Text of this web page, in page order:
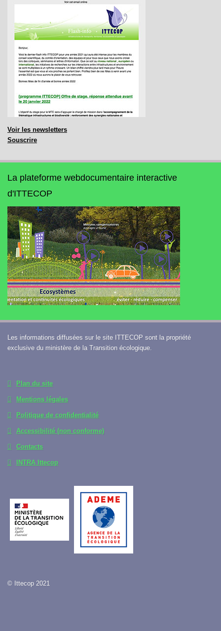
Voir les newsletters
Souscrire
La plateforme webdocumentaire interactive
d'ITTECOP
Les informations diffusées sur le site ITTECOP sont la propriété
exclusive du ministère de la Transition écologique.
Plan du site
Mentions légales
Politique de confidentialité
Accessibilité (non conforme)
Contacts
INTRA Ittecop
© Ittecop 2021